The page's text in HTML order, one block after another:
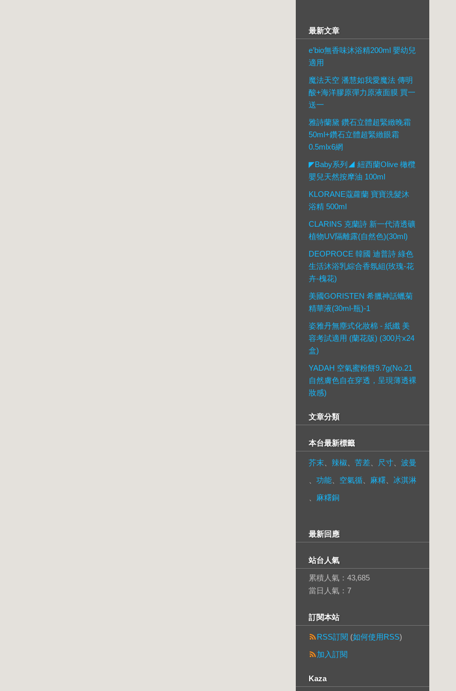
最新文章
e’bio無香味沐浴精200ml 嬰幼兒
適用
魔法天空 潘慧如我愛魔法 傳明
酸+海洋膠原彈力原液面膜 買一
送一
雅詩蘭黛 鑽石立體超緊緻晚霜
50ml+鑽石立體超緊緻眼霜
0.5mlx6網
◤Baby系列◢ 紐西蘭Olive 橄欖
嬰兒天然按摩油 100ml
KLORANE蔻蘿蘭 寶寶洗髮沐
浴精 500ml
CLARINS 克蘭詩 新一代清透礦
植物UV隔離露(自然色)(30ml)
DEOPROCE 韓國 迪普詩 綠色
生活沐浴乳綜合香氛組(玫瑰-花
卉-槐花)
美國GORISTEN 希臘神話蠟菊
精華液(30ml-瓶)-1
姿雅丹無塵式化妝棉 - 紙纖 美
容考試適用 (蘭花版) (300片x24
盒)
YADAH 空氣蜜粉餅9.7g(No.21
自然膚色自在穿透，呈現薄透裸
妝感)
文章分類
本台最新標籤
芥末 辣椒 苦差 尺寸
波曼
功能 空氣循 麻糬
冰淇淋
麻糬銅
最新回應
站台人氣
累積人氣： 43,685
當日人氣： 7
訂閱本站
RSS訂閱 (如何使用RSS)
加入訂閱
Kaza